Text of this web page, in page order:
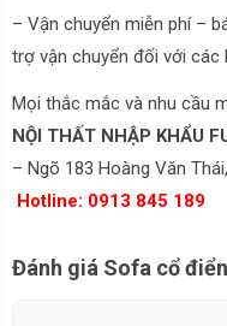
– Vận chuyển miễn phí –
trợ vận chuyển đối với các
Mọi thắc mắc và nhu cầu
NỘI THẤT NHẬP KHẨU
– Ngõ 183 Hoàng Văn
Hotline: 0913 845 189
Đánh giá Sofa cổ